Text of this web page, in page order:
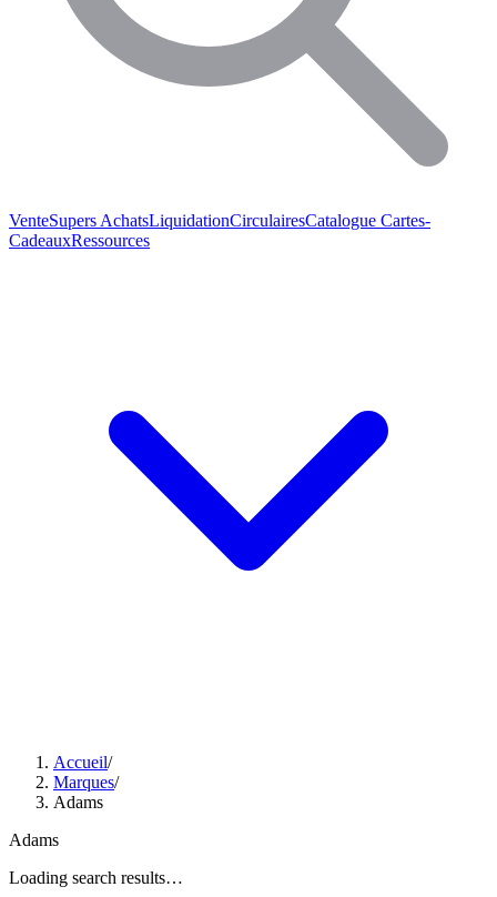
VenteSupers AchatsLiquidationCirculairesCatalogue Cartes-
CadeauxRessources
Accueil/
Marques/
Adams
Adams
Loading search results…